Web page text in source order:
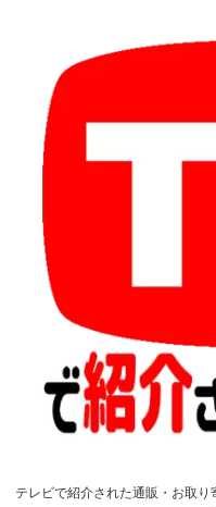
テレビで紹介された通販・お取